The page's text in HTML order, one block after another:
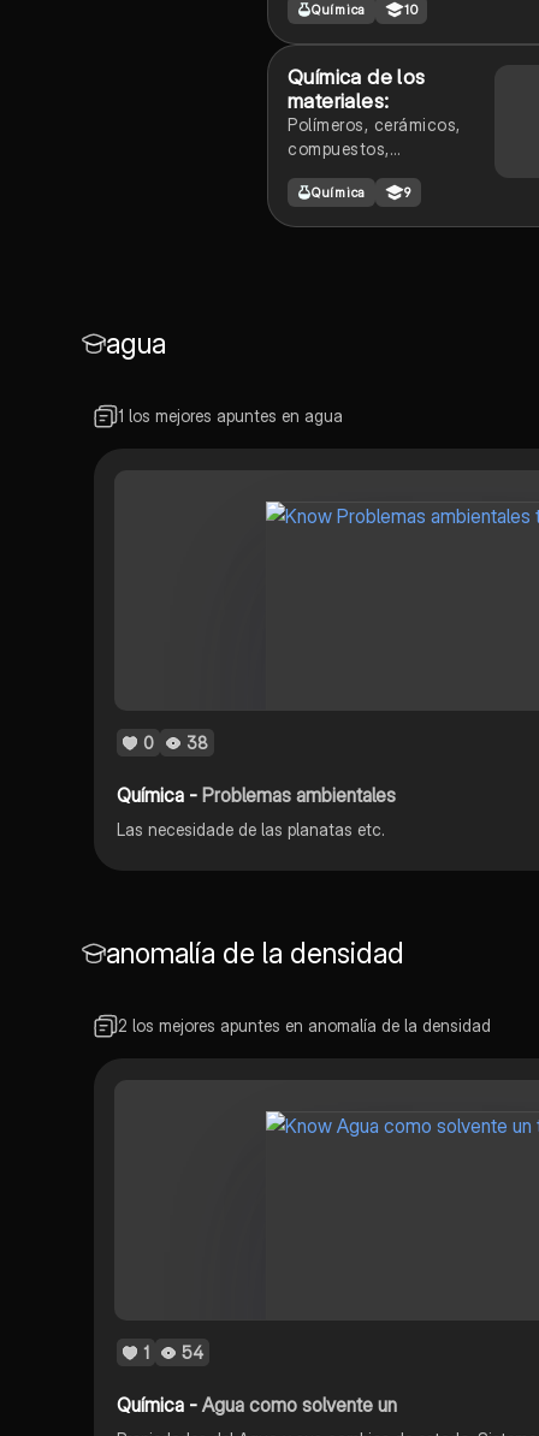
Química 10
Química de los
materiales:
Polímeros, cerámicos,
compuestos,
Química 9
agua
1 los mejores apuntes en agua
0 38
Química -Problemas ambientales
Las necesidade de las planatas etc.
anomalía de la densidad
2 los mejores apuntes en anomalía de la densidad
1 54
Química -Agua como solvente un